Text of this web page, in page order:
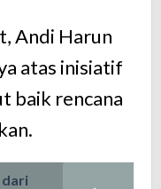
Andi Harun
atas inisiatif
baik rencana
dari